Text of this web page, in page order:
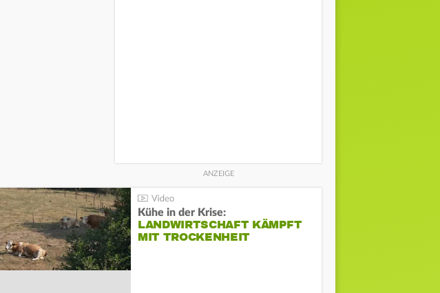
Kühe in der Krise:
LANDWIRTSCHAFT KÄMPFT
MIT TROCKENHEIT